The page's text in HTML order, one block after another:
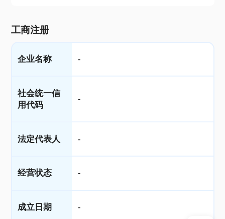
工商注册
企业名称 -
社会统一信
用代码
-
法定代表人 -
经营状态 -
成立日期 -